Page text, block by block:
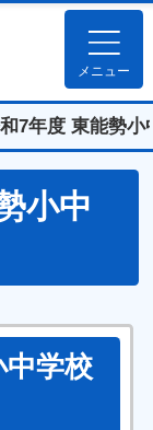
よの東学園ホ
メニュー
7年度 東能勢小
小中
学校